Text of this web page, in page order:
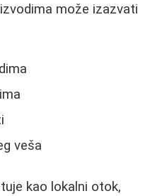
može izazvati
veša
kao lokalni otok,